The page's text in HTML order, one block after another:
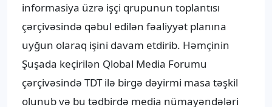
informasiya üzrə işçi qrupunun toplantısı
çərçivəsində qəbul edilən fəaliyyət planına
uyğun olaraq işini davam etdirib. Həmçinin
Şuşada keçirilən Qlobal Media Forumu
çərçivəsində TDT ilə birgə dəyirmi masa təşkil
olunub və bu tədbirdə media nümayəndələri